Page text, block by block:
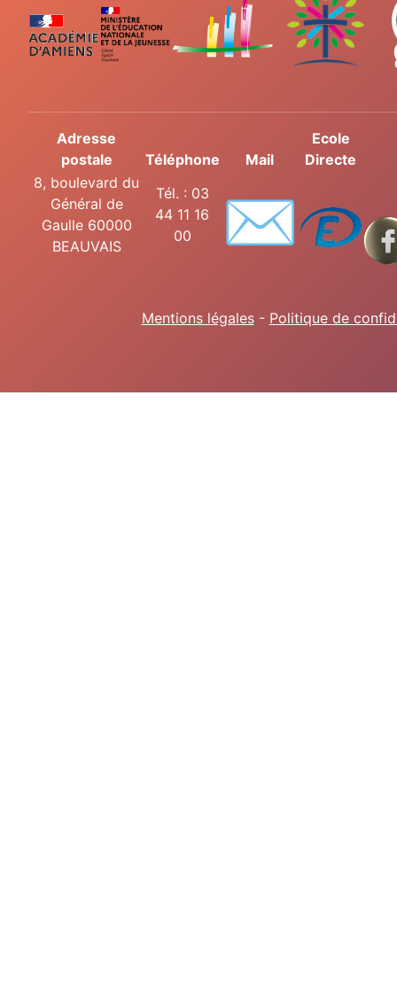
Adresse
postale
Téléphone Mail
Ecole
Directe
8, boulevard du
Général de
Gaulle 60000
BEAUVAIS
Tél. : 03
44 11 16
00
✉️
Mentions légales- Politique de